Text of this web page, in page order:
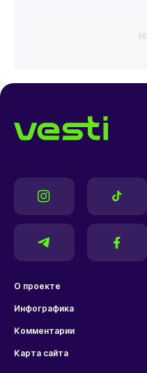
О проекте
Инфографика
Комментарии
Карта сайта